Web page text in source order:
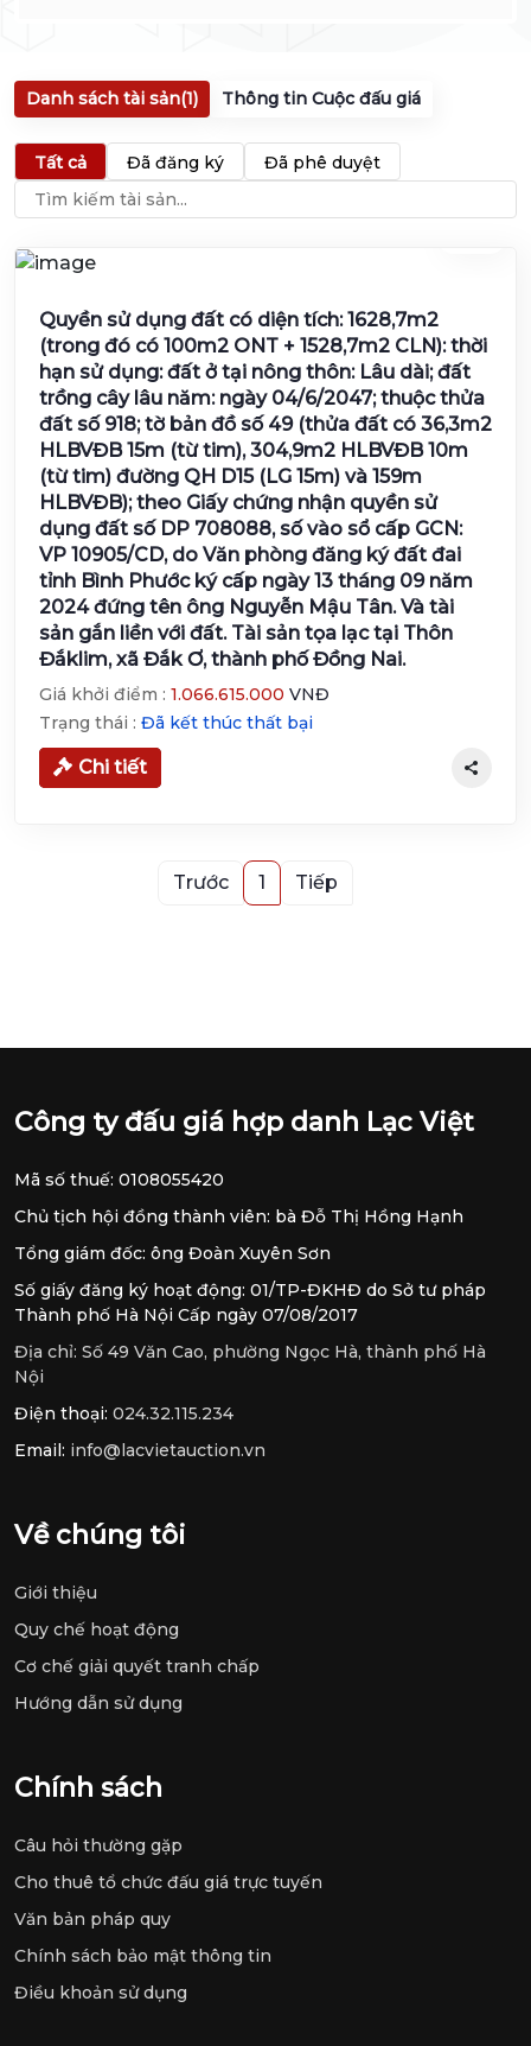
Danh sách tài sản(1) Thông tin Cuộc đấu giá
Tất cả Đã đăng ký Đã phê duyệt
Quyền sử dụng đất có diện tích: 1628,7m2
(trong đó có 100m2 ONT + 1528,7m2 CLN): thời
hạn sử dụng: đất ở tại nông thôn: Lâu dài; đất
trồng cây lâu năm: ngày 04/6/2047; thuộc thửa
đất số 918; tờ bản đồ số 49 (thửa đất có 36,3m2
HLBVĐB 15m (từ tim), 304,9m2 HLBVĐB 10m
(từ tim) đường QH D15 (LG 15m) và 159m
HLBVĐB); theo Giấy chứng nhận quyền sử
dụng đất số DP 708088, số vào sổ cấp GCN:
VP 10905/CD, do Văn phòng đăng ký đất đai
tỉnh Bình Phước ký cấp ngày 13 tháng 09 năm
2024 đứng tên ông Nguyễn Mậu Tân. Và tài
sản gắn liền với đất. Tài sản tọa lạc tại Thôn
Đắklim, xã Đắk Ơ, thành phố Đồng Nai.
Giá khởi điểm : 1.066.615.000 VNĐ
Trạng thái : Đã kết thúc thất bại
Chi tiết
Trước 1 Tiếp
Công ty đấu giá hợp danh Lạc Việt
Mã số thuế: 0108055420
Chủ tịch hội đồng thành viên: bà Đỗ Thị Hồng Hạnh
Tổng giám đốc: ông Đoàn Xuyên Sơn
Số giấy đăng ký hoạt động: 01/TP-ĐKHĐ do Sở tư pháp
Thành phố Hà Nội Cấp ngày 07/08/2017
Địa chỉ: Số 49 Văn Cao, phường Ngọc Hà, thành phố Hà
Nội
Điện thoại: 024.32.115.234
Email: info@lacvietauction.vn
Về chúng tôi
Giới thiệu
Quy chế hoạt động
Cơ chế giải quyết tranh chấp
Hướng dẫn sử dụng
Chính sách
Câu hỏi thường gặp
Cho thuê tổ chức đấu giá trực tuyến
Văn bản pháp quy
Chính sách bảo mật thông tin
Điều khoản sử dụng